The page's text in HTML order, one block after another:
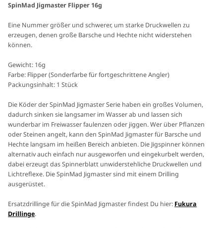
SpinMad Jigmaster Flipper 16g
Eine Nummer größer und schwerer, um starke Druckwellen zu
erzeugen, denen große Barsche und Hechte nicht widerstehen
können.
Gewicht: 16g
Farbe: Flipper (Sonderfarbe für fortgeschrittene Angler)
Packungsinhalt: 1 Stück
Die Köder der SpinMad Jigmaster Serie haben ein großes Volumen,
dadurch sinken sie langsamer im Wasser ab und lassen sich
wunderbar im Freiwasser faulenzen oder jiggen. Wer über Pflanzen
oder Steinen angelt, kann den SpinMad Jigmaster für Barsche und
Hechte langsam im heißen Bereich anbieten. Die Jigspinner können
alternativ auch einfach nur ausgeworfen und eingekurbelt werden,
dabei erzeugt das Spinnerblatt unwiderstehliche Druckwellen und
Lichtreflexe. Die SpinMad Jigmaster sind mit einem Drilling
ausgerüstet.
Ersatzdrillinge für die SpinMad Jigmaster findest Du hier: Fukura
Drillinge.